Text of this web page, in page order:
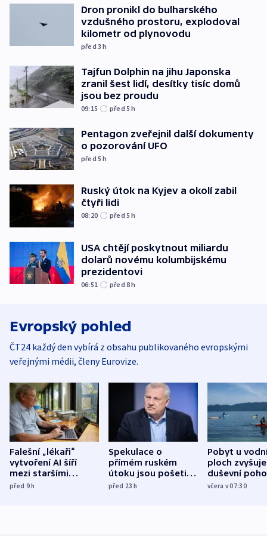
Dron pronikl do bulharského
vzdušného prostoru, explodoval
kilometr od plynovodu
před 3h
Tajfun Dolphin na jihu Japonska
zranil šest lidí, desítky tisíc domů
jsou bez proudu
09:15 před 5h
Pentagon zveřejnil další dokumenty
o pozorování UFO
před 5h
Ruský útok na Kyjev a okolí zabil
čtyři lidi
08:20 před 5h
USA chtějí poskytnout miliardu
dolarů novému kolumbijskému
prezidentovi
06:51 před 8h
Evropský pohled
ČT24 každý den vybírá z obsahu publikovaného evropskými
veřejnými médii, členy Eurovize.
Falešní „lékaři“
vytvoření AI šíří
mezi staršími
Poláky nebezpečné
před 9h
Spekulace o
přímém ruském
útoku jsou pošetilé,
míní estonský
před 23h
Pobyt u
ploch zvyšuje
duševní
ukázala
včera v 07:30